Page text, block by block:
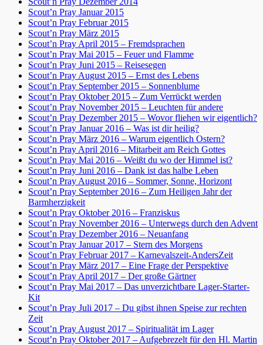
Scout’n Pray Januar 2015
Scout’n Pray Februar 2015
Scout’n Pray März 2015
Scout’n Pray April 2015 – Fremdsprachen
Scout’n Pray Mai 2015 – Feuer und Flamme
Scout’n Pray Juni 2015 – Reisesegen
Scout’n Pray August 2015 – Ernst des Lebens
Scout’n Pray September 2015 – Sonnenblume
Scout’n Pray Oktober 2015 – Zum Verrückt werden
Scout’n Pray November 2015 – Leuchten für andere
Scout’n Pray Dezember 2015 – Wovor fliehen wir eigentlich?
Scout’n Pray Januar 2016 – Was ist dir heilig?
Scout’n Pray März 2016 – Warum eigentlich Ostern?
Scout’n Pray April 2016 – Mitarbeit am Reich Gottes
Scout’n Pray Mai 2016 – Weißt du wo der Himmel ist?
Scout’n Pray Juni 2016 – Dank ist das halbe Leben
Scout’n Pray August 2016 – Sommer, Sonne, Horizont
Scout’n Pray September 2016 – Zum Heiligen Jahr der
Barmherzigkeit
Scout’n Pray Oktober 2016 – Franziskus
Scout’n Pray November 2016 – Unterwegs durch den Advent
Scout’n Pray Dezember 2016 – Neuanfang
Scout’n Pray Januar 2017 – Stern des Morgens
Scout’n Pray Februar 2017 – Karnevalszeit-AndersZeit
Scout’n Pray März 2017 – Eine Frage der Perspektive
Scout’n Pray April 2017 – Der große Gärtner
Scout’n Pray Mai 2017 – Das unverzichtbare Lager-Starter-
Kit
Scout’n Pray Juli 2017 – Du gibst ihnen Speise zur rechten
Zeit
Scout’n Pray August 2017 – Spiritualität im Lager
Scout’n Pray Oktober 2017 – Aufgebrezelt für den Hl. Martin